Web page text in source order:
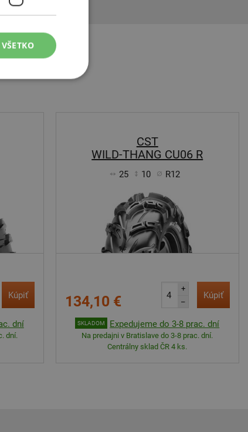
Kúpiť
dní
dní.
CST
WILD-THANG CU06 R
25 10 R12
134,10 €
+
–
Kúpiť
SKLADOM Expedujeme do 3-8 prac. dní
Na predajni v Bratislave do 3-8 prac. dní.
Centrálny sklad ČR 4 ks.